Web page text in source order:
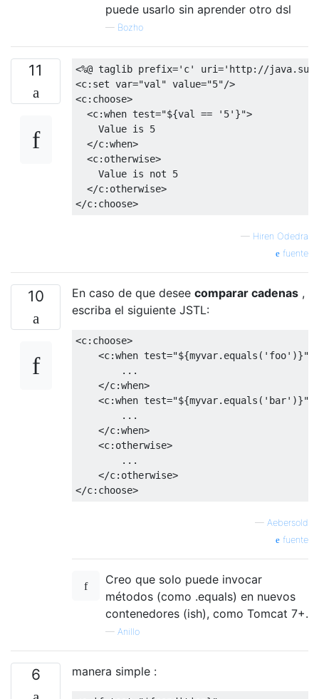
puede usarlo sin aprender otro dsl
— Bozho
11 <%@ taglib prefix='c' uri='http://
<c:set var="val" value="5"/>
<c:choose>
<c:when test="${val == '5'}">
    Value is 5
</c:when>
<c:otherwise>
    Value is not 5
</c:otherwise>
</c:choose>
— Hiren Odedra
fuente
10 En caso de que desee comparar cadenas ,
escriba el siguiente JSTL:
<c:choose>
<c:when test="${myvar.equals('foo')}"
        ...
</c:when>
<c:when test="${myvar.equals('bar')}"
        ...
</c:when>
<c:otherwise>
        ...
</c:otherwise>
</c:choose>
— Aebersold
fuente
Creo que solo puede invocar
métodos (como .equals) en nuevos
contenedores (ish), como Tomcat 7+.
— Anillo
6 manera simple :